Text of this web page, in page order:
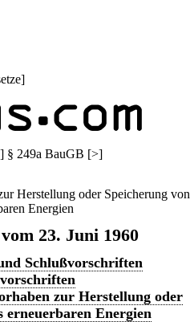
]
] § 249a BauGB [>]
Herstellung oder Speicherung von
Energien
23. Juni 1960
Schlußvorschriften
zur Herstellung oder
erneuerbaren Energien